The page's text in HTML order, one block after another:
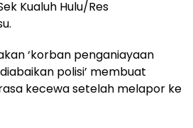
Kualuh Hulu/Res
‘korban penganiayaan
polisi’ membuat
kecewa setelah melapor ke